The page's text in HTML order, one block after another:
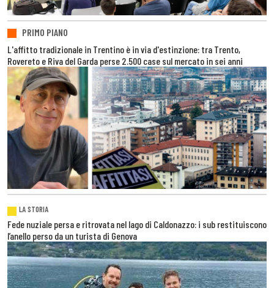
PRIMO PIANO
L'affitto tradizionale in Trentino è in via d'estinzione: tra Trento,
Rovereto e Riva del Garda perse 2.500 case sul mercato in sei anni
LA STORIA
Fede nuziale persa e ritrovata nel lago di Caldonazzo: i sub restituiscono
l’anello perso da un turista di Genova